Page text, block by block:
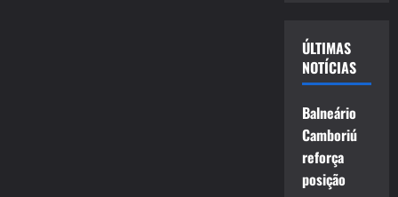
ÚLTIMAS
NOTÍCIAS
Balneário
Camboriú
reforça
posição